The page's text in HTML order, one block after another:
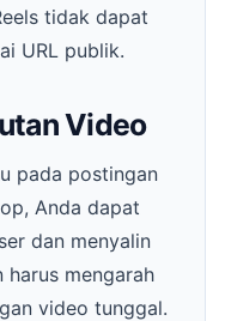
tidak dapat
URL publik.
Video
pada postingan
Anda dapat
dan menyalin
harus mengarah
video tunggal.